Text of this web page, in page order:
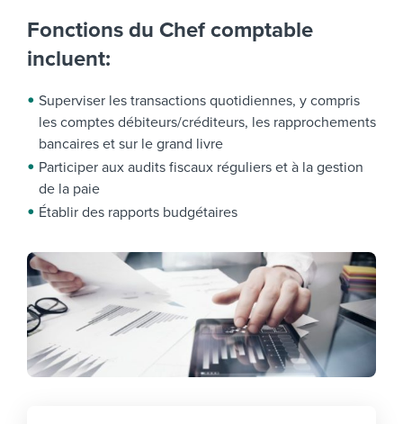
Fonctions du Chef comptable
incluent:
Superviser les transactions quotidiennes, y compris
les comptes débiteurs/créditeurs, les rapprochements
bancaires et sur le grand livre
Participer aux audits fiscaux réguliers et à la gestion
de la paie
Établir des rapports budgétaires